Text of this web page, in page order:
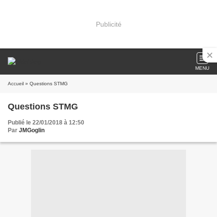
Publicité
MENU
Accueil » Questions STMG
Questions STMG
Publié le 22/01/2018 à 12:50
Par JMGoglin